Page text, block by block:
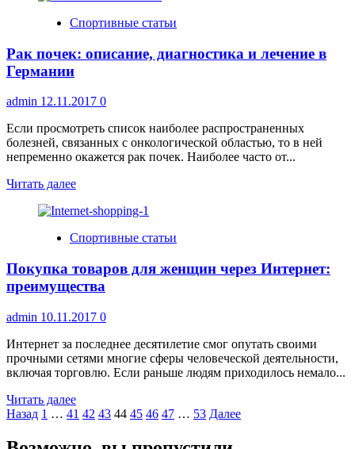
чем
заключается
Спортивные статьи
Рак почек: описание, диагностика и лечение в
Германии
admin 12.11.2017 0
Если просмотреть список наиболее распространенных
болезней, связанных с онкологической областью, то в ней
непременно окажется рак почек. Наиболее часто от...
Читать далееПрочитать
о
почек:
диагностика
и
лечение
в
Германии
Спортивные статьи
Покупка товаров для женщин через Интернет:
преимущества
admin 10.11.2017 0
Интернет за последнее десятилетие смог опутать своими
прочными сетями многие сферы человеческой деятельности,
включая торговлю. Если раньше людям приходилось немало...
Читать далееПрочитать
больше
Пагинация
записей
Назад 1 … 41 42 43 44 45 46 47 … 53 Далее